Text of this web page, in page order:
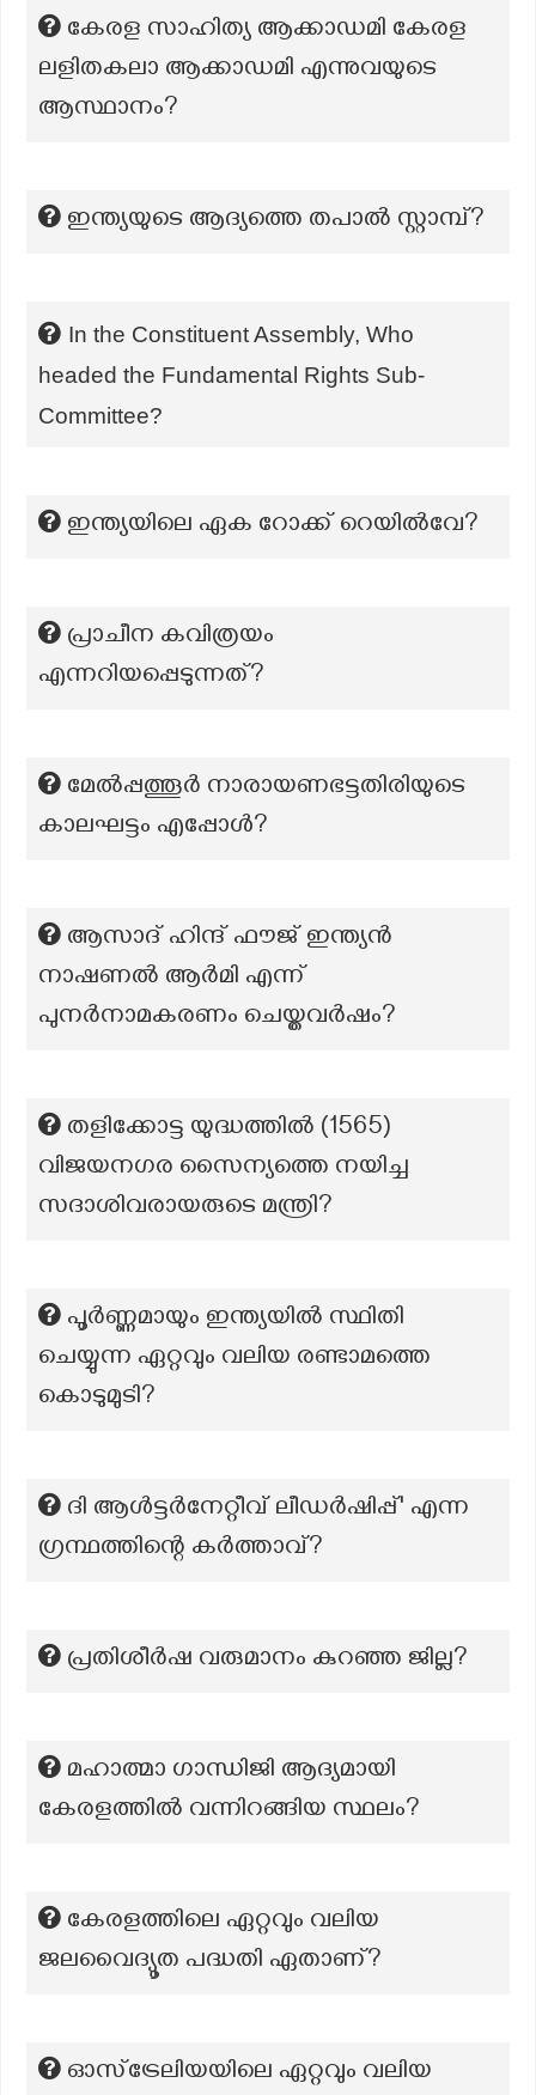
കേരള സാഹിത്യ ആക്കാഡമി കേരള
ലളിതകലാ ആക്കാഡമി എന്നുവയുടെ
ആസ്ഥാനം?
ഇന്ത്യയുടെ ആദ്യത്തെ തപാൽ സ്റ്റാമ്പ്?
In the Constituent Assembly, Who
headed the Fundamental Rights Sub-
Committee?
ഇന്ത്യയിലെ ഏക റോക്ക് റെയിൽവേ?
പ്രാചീന കവിത്രയം
എന്നറിയപ്പെടുന്നത്?
മേൽപ്പത്തൂർ നാരായണഭട്ടതിരിയുടെ
കാലഘട്ടം എപ്പോൾ?
ആസാദ് ഹിന്ദ് ഫൗജ് ഇന്ത്യൻ
നാഷണൽ ആർമി എന്ന്
പുനർനാമകരണം ചെയ്തവർഷം?
തളിക്കോട്ട യുദ്ധത്തിൽ (1565)
വിജയനഗര സൈന്യത്തെ നയിച്ച
സദാശിവരായരുടെ മന്ത്രി?
പൂർണ്ണമായും ഇന്ത്യയിൽ സ്ഥിതി
ചെയ്യുന്ന ഏറ്റവും വലിയ രണ്ടാമത്തെ
കൊടുമുടി?
ദി ആൾട്ടർനേറ്റീവ് ലീഡർഷിപ്പ്' എന്ന
ഗ്രന്ഥത്തിന്റെ കർത്താവ്?
പ്രതിശീർഷ വരുമാനം കുറഞ്ഞ ജില്ല?
മഹാത്മാ ഗാന്ധിജി ആദ്യമായി
കേരളത്തിൽ വന്നിറങ്ങിയ സ്ഥലം?
കേരളത്തിലെ ഏറ്റവും വലിയ
ജലവൈദ്യൂത പദ്ധതി ഏതാണ്?
ഓസ്‌ട്രേലിയയിലെ ഏറ്റവും വലിയ